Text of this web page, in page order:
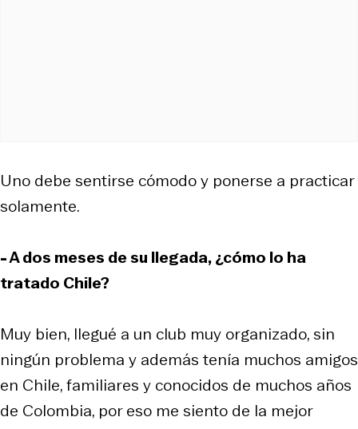
Uno debe sentirse cómodo y ponerse a practicar
solamente.
- A dos meses de su llegada, ¿cómo lo ha
tratado Chile?
Muy bien, llegué a un club muy organizado, sin
ningún problema y además tenía muchos amigos
en Chile, familiares y conocidos de muchos años
de Colombia, por eso me siento de la mejor